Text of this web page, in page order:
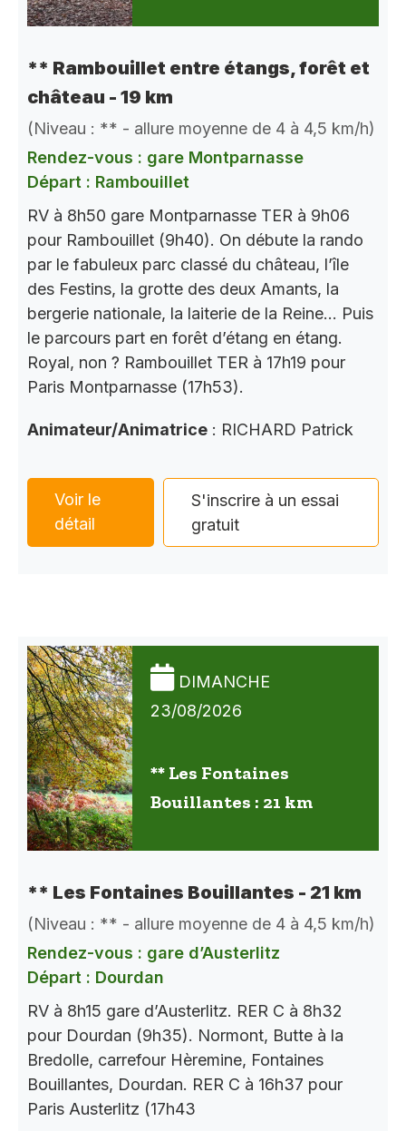
** Rambouillet entre étangs, forêt et
château - 19 km
(Niveau : ** - allure moyenne de 4 à 4,5 km/h)
Rendez-vous : gare Montparnasse
Départ : Rambouillet
RV à 8h50 gare Montparnasse TER à 9h06
pour Rambouillet (9h40). On débute la rando
par le fabuleux parc classé du château, l’île
des Festins, la grotte des deux Amants, la
bergerie nationale, la laiterie de la Reine… Puis
le parcours part en forêt d’étang en étang.
Royal, non ? Rambouillet TER à 17h19 pour
Paris Montparnasse (17h53).
Animateur/Animatrice : RICHARD Patrick
Voir le
détail
S'inscrire à un essai
gratuit
DIMANCHE
23/08/2026
** Les Fontaines
Bouillantes : 21 km
** Les Fontaines Bouillantes - 21 km
(Niveau : ** - allure moyenne de 4 à 4,5 km/h)
Rendez-vous : gare d’Austerlitz
Départ : Dourdan
RV à 8h15 gare d’Austerlitz. RER C à 8h32
pour Dourdan (9h35). Normont, Butte à la
Bredolle, carrefour Hèremine, Fontaines
Bouillantes, Dourdan. RER C à 16h37 pour
Paris Austerlitz (17h43